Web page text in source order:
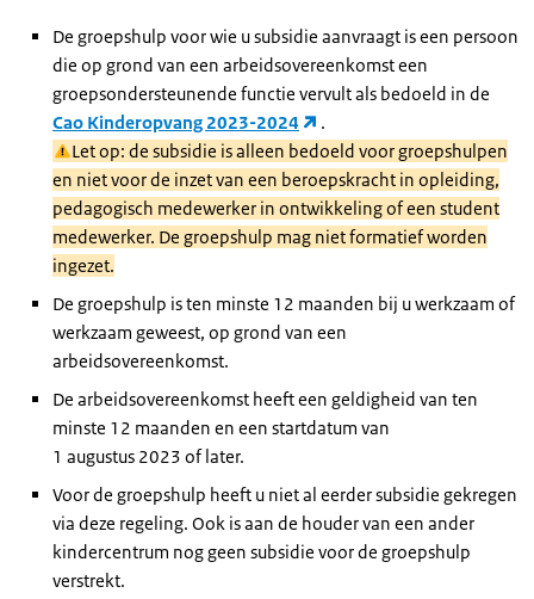
De groepshulp voor wie u subsidie aanvraagt is een persoon
die op grond van een arbeidsovereenkomst een
groepsondersteunende functie vervult als bedoeld in de
Cao Kinderopvang 2023-2024
.
Let op: de subsidie is alleen bedoeld voor groepshulpen
en niet voor de inzet van een beroepskracht in opleiding,
pedagogisch medewerker in ontwikkeling of een student
medewerker. De groepshulp mag niet formatief worden
ingezet.
De groepshulp is ten minste 12 maanden bij u werkzaam of
werkzaam geweest, op grond van een
arbeidsovereenkomst.
De arbeidsovereenkomst heeft een geldigheid van ten
minste 12 maanden en een startdatum van
1 augustus 2023 of later.
Voor de groepshulp heeft u niet al eerder subsidie gekregen
via deze regeling. Ook is aan de houder van een ander
kindercentrum nog geen subsidie voor de groepshulp
verstrekt.